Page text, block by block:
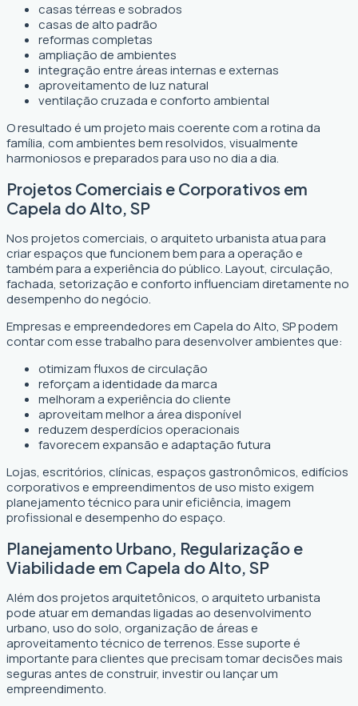
casas térreas e sobrados
casas de alto padrão
reformas completas
ampliação de ambientes
integração entre áreas internas e externas
aproveitamento de luz natural
ventilação cruzada e conforto ambiental
O resultado é um projeto mais coerente com a rotina da
família, com ambientes bem resolvidos, visualmente
harmoniosos e preparados para uso no dia a dia.
Projetos Comerciais e Corporativos em
Capela do Alto, SP
Nos projetos comerciais, o arquiteto urbanista atua para
criar espaços que funcionem bem para a operação e
também para a experiência do público. Layout, circulação,
fachada, setorização e conforto influenciam diretamente no
desempenho do negócio.
Empresas e empreendedores em Capela do Alto, SP podem
contar com esse trabalho para desenvolver ambientes que:
otimizam fluxos de circulação
reforçam a identidade da marca
melhoram a experiência do cliente
aproveitam melhor a área disponível
reduzem desperdícios operacionais
favorecem expansão e adaptação futura
Lojas, escritórios, clínicas, espaços gastronômicos, edifícios
corporativos e empreendimentos de uso misto exigem
planejamento técnico para unir eficiência, imagem
profissional e desempenho do espaço.
Planejamento Urbano, Regularização e
Viabilidade em Capela do Alto, SP
Além dos projetos arquitetônicos, o arquiteto urbanista
pode atuar em demandas ligadas ao desenvolvimento
urbano, uso do solo, organização de áreas e
aproveitamento técnico de terrenos. Esse suporte é
importante para clientes que precisam tomar decisões mais
seguras antes de construir, investir ou lançar um
empreendimento.